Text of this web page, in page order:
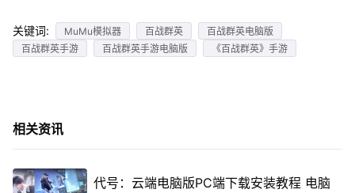
关键词: MuMu模拟器 百战群英
百战群英电脑版
百战群英手游
百战群英手游电脑版 《百战群英》手游
相关资讯
代号：云端电脑版PC端下载安装教程 电脑